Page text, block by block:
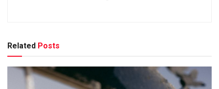
Related Posts